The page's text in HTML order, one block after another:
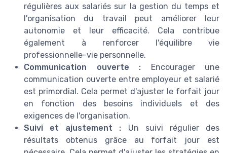
régulières aux salariés sur la gestion du temps et
l'organisation du travail peut améliorer leur
autonomie et leur efficacité. Cela contribue
également à renforcer l'équilibre vie
professionnelle-vie personnelle.
Communication ouverte : Encourager une
communication ouverte entre employeur et salarié
est primordial. Cela permet d'ajuster le forfait jour
en fonction des besoins individuels et des
exigences de l'organisation.
Suivi et ajustement : Un suivi régulier des
résultats obtenus grâce au forfait jour est